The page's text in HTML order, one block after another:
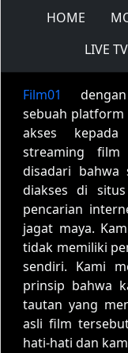
HOME
LIVE TV
Film01
sebuah
akses
streaming
disadari
diakses di
pencarian
jagat maya.
tidak memiliki
sendiri. Kami
prinsip bahwa
tautan yang
asli film
hati-hati dan